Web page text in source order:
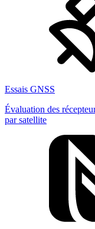
Essais GNSS
Évaluation des
par satellite